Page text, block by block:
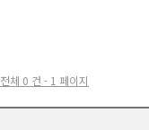
전체 0 건 - 1 페이지